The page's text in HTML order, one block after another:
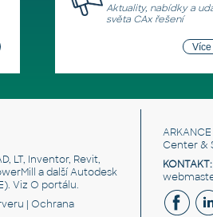
Aktuality, nabídky a
světa CAx řešení
LT, Inventor, Revit,
a další Autodesk
Viz O portálu.
| Ochrana
Center &
KONTAKT: